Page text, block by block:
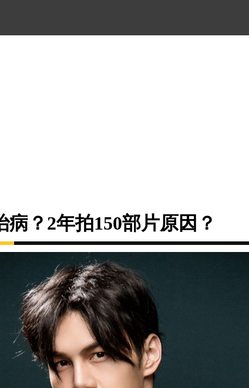
病？2年拍150部片原因？